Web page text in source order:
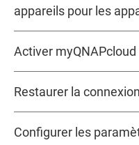
appareils pour les
Activer myQNAPcloud
Restaurer la
Configurer les